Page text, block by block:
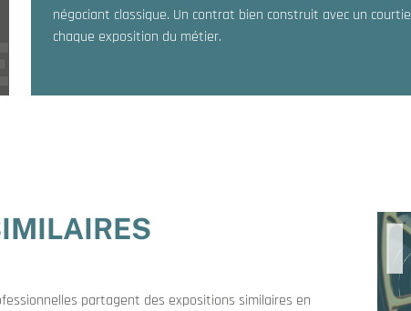
négociant classique. Un contrat bien construit avec un
chaque exposition du métier.
partagent des expositions similaires en